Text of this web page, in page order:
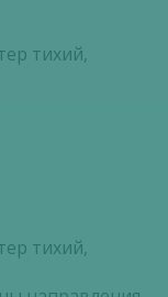
тихий,
тихий,